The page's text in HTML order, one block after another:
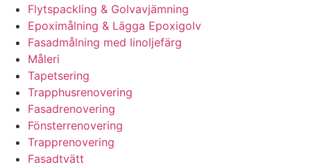
Flytspackling & Golvavjämning
Epoximålning & Lägga Epoxigolv
Fasadmålning med linoljefärg
Måleri
Tapetsering
Trapphusrenovering
Fasadrenovering
Fönsterrenovering
Trapprenovering
Fasadtvätt